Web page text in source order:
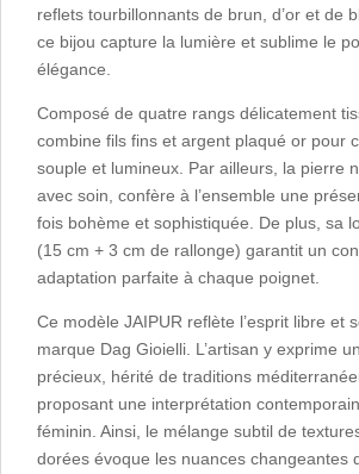
reflets tourbillonnants de brun, d’or et de
ce bijou capture la lumière et sublime le
élégance.
Composé de quatre rangs délicatement
combine fils fins et argent plaqué or pour
souple et lumineux. Par ailleurs, la pierre
avec soin, confère à l’ensemble une
fois bohème et sophistiquée. De plus, sa
(15 cm + 3 cm de rallonge) garantit un
adaptation parfaite à chaque poignet.
Ce modèle JAIPUR reflète l’esprit libre et
marque Dag Gioielli. L’artisan y exprime
précieux, hérité de traditions
proposant une interprétation
féminin. Ainsi, le mélange subtil de
dorées évoque les nuances changeantes